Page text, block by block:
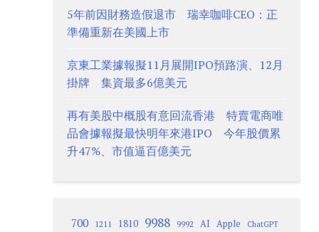
5年前因財務造假退市 瑞幸咖啡CEO：正
準備重新在美國上市
京東工業據報擬11月展開IPO預路演、12月
掛牌 集資最多6億美元
再有美股中概股有意回流香港 特賣電商唯
品會據報擬最快明年來港IPO 今年股價累
升47%、市值逼百億美元
700 1211 1810 9988 9992 AI Apple ChatGPT